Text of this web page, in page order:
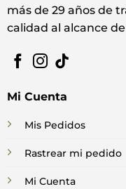
más de 29 años de
calidad al alcance
Mi Cuenta
Mis Pedidos
Rastrear mi pedido
Mi Cuenta